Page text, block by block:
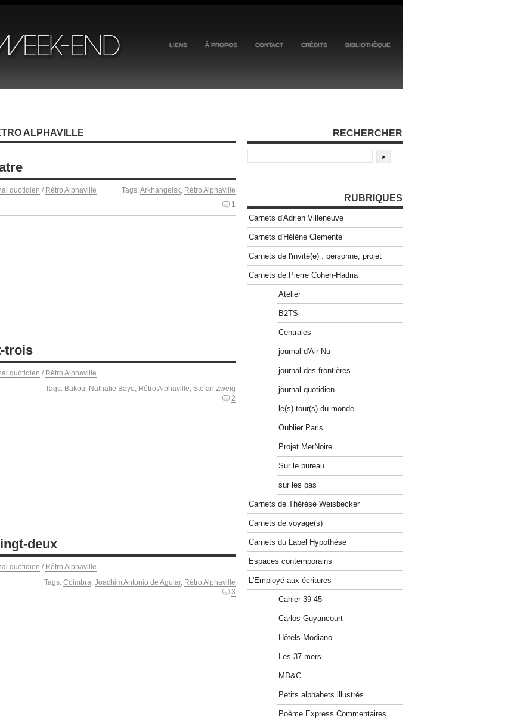
LIENS À PROPOS CONTACT CRÉDITS BIBLIOTHÈQUE
ALPHAVILLE
quotidien / Rétro Alphaville Tags:Arkhangelsk, Rétro Alphaville
1
trois
quotidien / Rétro Alphaville
Tags: Bakou Nathalie Baye Rétro Alphaville Stefan Zweig
2
deux
quotidien / Rétro Alphaville
Tags: Coimbra Joachim Antonio de Aguiar, Rétro Alphaville
3
RECHERCHER
RUBRIQUES
Carnets d'Adrien Villeneuve
Carnets d'Hélène Clemente
Carnets de l'invité(e) : personne, projet
Carnets de Pierre Cohen-Hadria
Atelier
B2TS
Centrales
journal d'Air Nu
journal des frontières
journal quotidien
le(s) tour(s) du monde
Oublier Paris
Projet MerNoire
Sur le bureau
sur les pas
Carnets de Thérèse Weisbecker
Carnets de voyage(s)
Carnets du Label Hypothèse
Espaces contemporains
L'Employé aux écritures
Cahier 39-45
Carlos Guyancourt
Hôtels Modiano
Les 37 mers
MD&C
Petits alphabets illustrés
Poème Express Commentaires